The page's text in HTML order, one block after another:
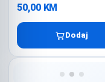
50,00 KM
Dodaj